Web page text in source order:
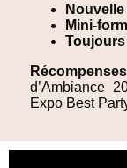
Mini-
d’Ambiance
Expo Best